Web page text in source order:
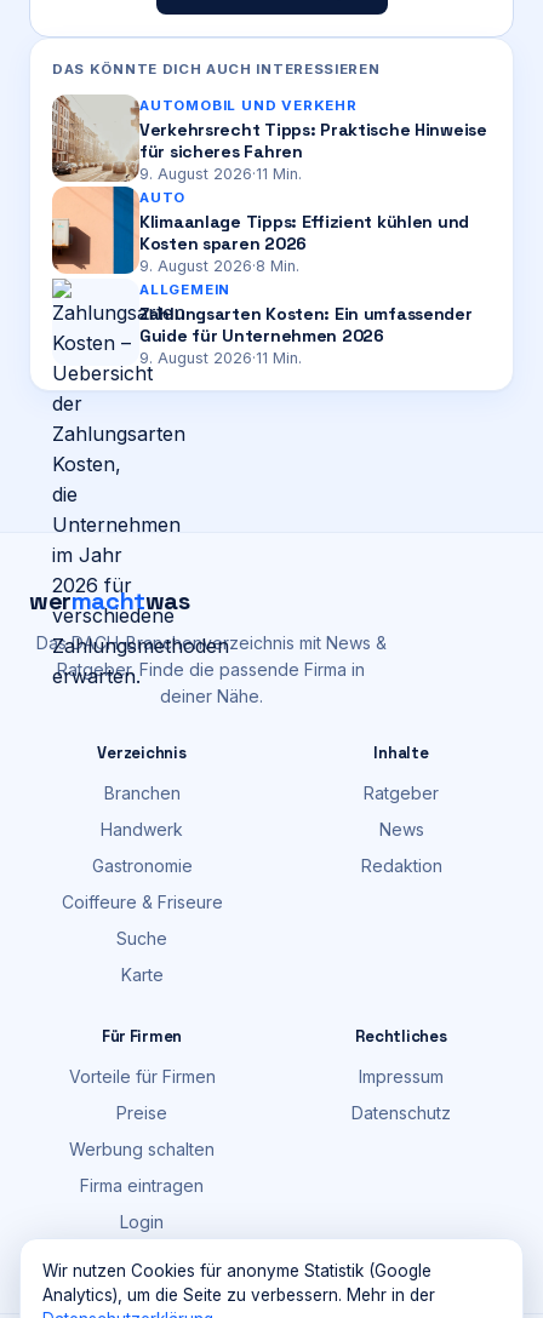
DAS KÖNNTE DICH AUCH INTERESSIEREN
AUTOMOBIL UND VERKEHR
Verkehrsrecht Tipps: Praktische Hinweise
für sicheres Fahren
9. August 2026·11 Min.
AUTO
Klimaanlage Tipps: Effizient kühlen und
Kosten sparen 2026
9. August 2026·8 Min.
ALLGEMEIN
Zahlungsarten Kosten: Ein umfassender
Guide für Unternehmen 2026
9. August 2026·11 Min.
wermachtwas
Das DACH-Branchenverzeichnis mit News &
Ratgeber. Finde die passende Firma in
deiner Nähe.
Verzeichnis
Branchen
Handwerk
Gastronomie
Coiffeure & Friseure
Suche
Karte
Inhalte
Ratgeber
News
Redaktion
Für Firmen
Vorteile für Firmen
Preise
Werbung schalten
Firma eintragen
Login
Rechtliches
Impressum
Datenschutz
Wir nutzen Cookies für anonyme Statistik (Google
Analytics), um die Seite zu verbessern. Mehr in der